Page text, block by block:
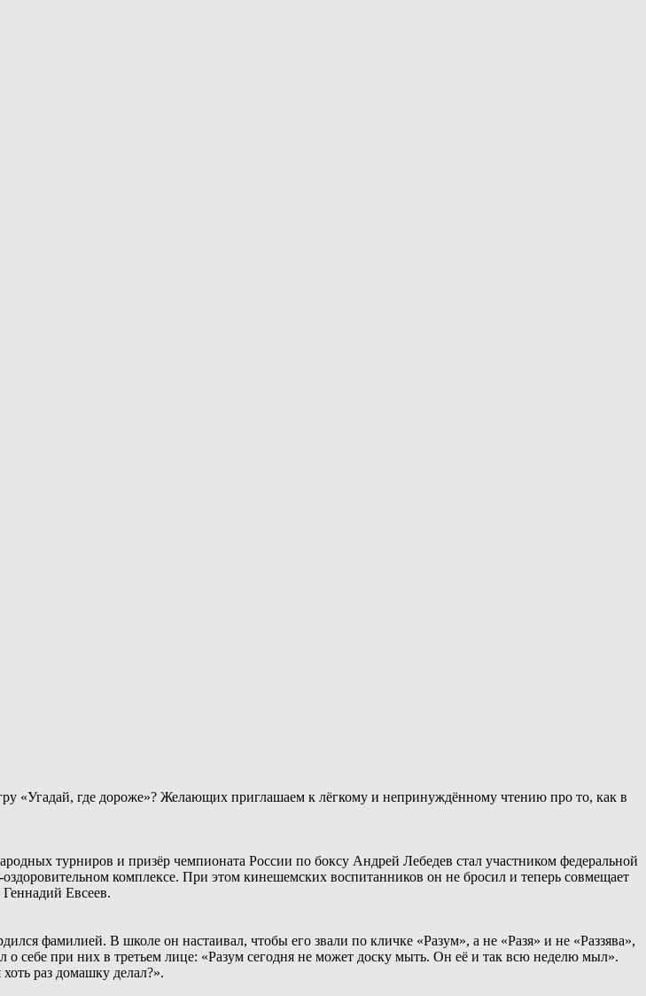
«Угадай, где дороже»? Желающих приглашаем к лёгкому и непринуждённому чтению про то, как в
турниров и призёр чемпионата России по боксу Андрей Лебедев стал участником федеральной
комплексе. При этом кинешемских воспитанников он не бросил и теперь совмещает
Евсеев.
фамилией. В школе он настаивал, чтобы его звали по кличке «Разум», а не «Разя» и не «Раззява»,
себе при них в третьем лице: «Разум сегодня не может доску мыть. Он её и так всю неделю мыл».
раз домашку делал?».